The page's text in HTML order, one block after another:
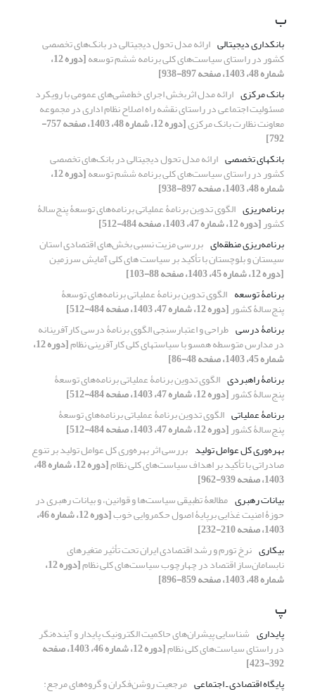
ب
بانکداری دیجیتالی ارائه مدل تحول دیجیتالی در بانک‌های تخصصی
کشور در راستای سیاست‌های کلی برنامه ششم توسعه [دوره 12،
شماره 48، 1403، صفحه 897-938]
بانک مرکزی ارائه مدل اثربخش اجرای خط‌مشی‌های عمومی با رویکرد
مسئولیت اجتماعی در راستای نقشه راه اصلاح نظام اداری در مجموعه
معاونت نظارت بانک مرکزی [دوره 12، شماره 48، 1403، صفحه 757-
792]
بانکهای تخصصی ارائه مدل تحول دیجیتالی در بانک‌های تخصصی
کشور در راستای سیاست‌های کلی برنامه ششم توسعه [دوره 12،
شماره 48، 1403، صفحه 897-938]
برنامه‌ریزی الگوی تدوین برنامۀ عملیاتی برنامه‌های توسعۀ پنج‌سالۀ
کشور[دوره 12، شماره 47، 1403، صفحه 484-512]
برنامه‌ریزی منطقه‌ای بررسی مزیت نسبی بخش‌های اقتصادی استان
سیستان و بلوچستان با تأکید بر سیاست های کلی آمایش سرزمین
[دوره 12، شماره 45، 1403، صفحه 88-103]
برنامۀ توسعه الگوی تدوین برنامۀ عملیاتی برنامه‌های توسعۀ
پنج‌سالۀ کشور[دوره 12، شماره 47، 1403، صفحه 484-512]
برنامۀ درسی طراحی و اعتبارسنجی الگوی برنامۀ درسی کارآفرینانه
در مدارس متوسطه همسو با سیاست‏های کلی کارآفرینی نظام [دوره 12،
شماره 45، 1403، صفحه 48-86]
برنامۀ راهبردی الگوی تدوین برنامۀ عملیاتی برنامه‌های توسعۀ
پنج‌سالۀ کشور[دوره 12، شماره 47، 1403، صفحه 484-512]
برنامۀ عملیاتی الگوی تدوین برنامۀ عملیاتی برنامه‌های توسعۀ
پنج‌سالۀ کشور[دوره 12، شماره 47، 1403، صفحه 484-512]
بهره‌وری کل عوامل تولید بررسی اثر بهره‌وری کل عوامل تولید بر تنوع
صادراتی با تأکید بر اهداف سیاست‌های کلی نظام [دوره 12، شماره 48،
1403، صفحه 939-962]
بیانات رهبری مطالعۀ تطبیقی سیاست‌ها و قوانین، و بیانات رهبری در
حوزۀ امنیت غذایی برپایۀ اصول حکمروایی خوب [دوره 12، شماره 46،
1403، صفحه 210-232]
بیکاری نرخ تورم و رشد اقتصادی ایران تحت تأثیر متغیرهای
نابسامان‌ساز اقتصاد در چهارچوب سیاست‌های کلی نظام [دوره 12،
شماره 48، 1403، صفحه 859-896]
پ
پایداری شناسایی پیشران‌های حاکمیت الکترونیک پایدار و آینده‌نگر
در راستای سیاست‌های کلی نظام [دوره 12، شماره 46، 1403، صفحه
392-423]
پایگاه اقتصادی ـ اجتماعی مرجعیت روشن‌فکران و گروه‌های مرجع: